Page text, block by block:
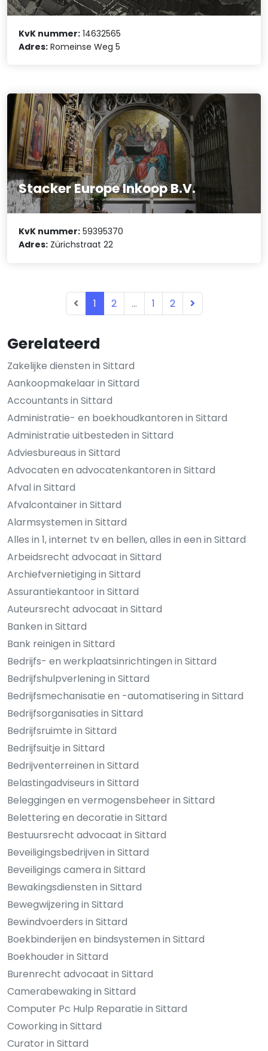
Gerelateerd
Zakelijke diensten in Sittard
Aankoopmakelaar in Sittard
Accountants in Sittard
Administratie- en boekhoudkantoren in Sittard
Administratie uitbesteden in Sittard
Adviesbureaus in Sittard
Advocaten en advocatenkantoren in Sittard
Afval in Sittard
Afvalcontainer in Sittard
Alarmsystemen in Sittard
Alles in 1, internet tv en bellen, alles in een in Sittard
Arbeidsrecht advocaat in Sittard
Archiefvernietiging in Sittard
Assurantiekantoor in Sittard
Auteursrecht advocaat in Sittard
Banken in Sittard
Bank reinigen in Sittard
Bedrijfs- en werkplaatsinrichtingen in Sittard
Bedrijfshulpverlening in Sittard
Bedrijfsmechanisatie en -automatisering in Sittard
Bedrijfsorganisaties in Sittard
Bedrijfsruimte in Sittard
Bedrijfsuitje in Sittard
Bedrijventerreinen in Sittard
Belastingadviseurs in Sittard
Beleggingen en vermogensbeheer in Sittard
Belettering en decoratie in Sittard
Bestuursrecht advocaat in Sittard
Beveiligingsbedrijven in Sittard
Beveiligings camera in Sittard
Bewakingsdiensten in Sittard
Bewegwijzering in Sittard
Bewindvoerders in Sittard
Boekbinderijen en bindsystemen in Sittard
Boekhouder in Sittard
Burenrecht advocaat in Sittard
Camerabewaking in Sittard
Computer Pc Hulp Reparatie in Sittard
Coworking in Sittard
Curator in Sittard
KvK nummer: 14632565
Adres: Romeinse Weg 5
Stacker Europe Inkoop B.V.
KvK nummer: 59395370
Adres: Zürichstraat 22
1 2 ... 1 2